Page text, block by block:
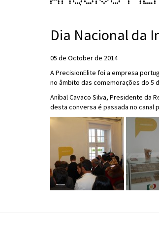
Dia Nacional da
05 de October de 2014
A PrecisionElite foi a empresa
no âmbito das comemorações do 5
Aníbal Cavaco Silva, Presidente da
desta conversa é passada no canal